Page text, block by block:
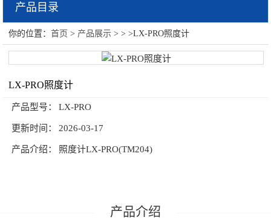
产品目录
日本电色仪器
光泽度计
颜色测量仪器
油份分析仪
你的位置：首页 > 产品展示 > > >LX-PRO照度计
LX-PRO照度计
产品型号： LX-PRO
更新时间： 2026-03-17
产品介绍： 照度计LX-PRO(TM204)
产品介绍